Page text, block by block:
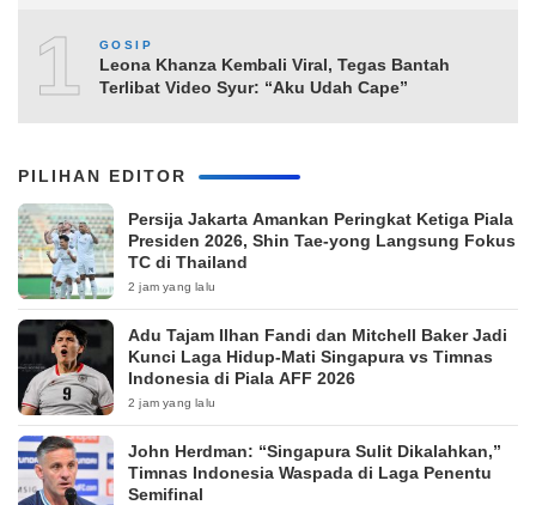
10
GOSIP
Leona Khanza Kembali Viral, Tegas Bantah
Terlibat Video Syur: “Aku Udah Cape”
PILIHAN EDITOR
Persija Jakarta Amankan Peringkat Ketiga Piala
Presiden 2026, Shin Tae-yong Langsung Fokus
TC di Thailand
2 jam yang lalu
Adu Tajam Ilhan Fandi dan Mitchell Baker Jadi
Kunci Laga Hidup-Mati Singapura vs Timnas
Indonesia di Piala AFF 2026
2 jam yang lalu
John Herdman: “Singapura Sulit Dikalahkan,”
Timnas Indonesia Waspada di Laga Penentu
Semifinal